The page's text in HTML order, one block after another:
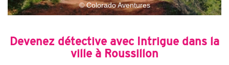
© Colorado Aventures
Devenez détective avec Intrigue dans la
ville à Roussillon